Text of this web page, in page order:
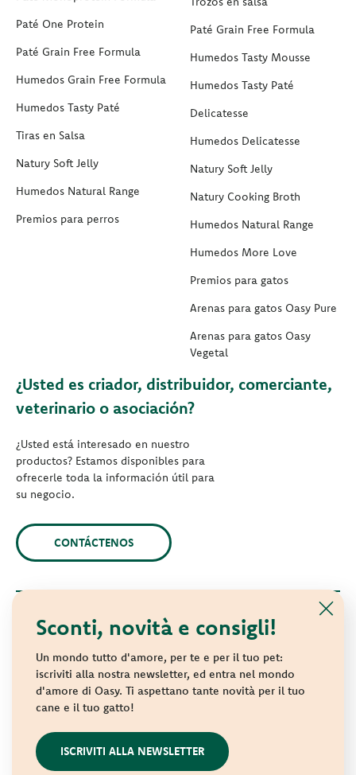
Sconti, novità e consigli!
Un mondo tutto d'amore, per te e per il tuo pet:
iscriviti alla nostra newsletter, ed entra nel mondo
d'amore di Oasy. Ti aspettano tante novità per il tuo
cane e il tuo gatto!
ISCRIVITI ALLA NEWSLETTER
Paté One Protein
Paté Grain Free Formula
Humedos Grain Free Formula
Humedos Tasty Paté
Tiras en Salsa
Natury Soft Jelly
Humedos Natural Range
Premios para perros
Paté Grain Free Formula
Humedos Tasty Mousse
Humedos Tasty Paté
Delicatesse
Humedos Delicatesse
Natury Soft Jelly
Natury Cooking Broth
Humedos Natural Range
Humedos More Love
Premios para gatos
Arenas para gatos Oasy Pure
Arenas para gatos Oasy
Vegetal
¿Usted es criador, distribuidor, comerciante,
veterinario o asociación?
¿Usted está interesado en nuestro
productos? Estamos disponibles para
ofrecerle toda la información útil para
su negocio.
CONTÁCTENOS
© 2021 Oasy. Todos los derechos reservados.
Wonderfood S.p.A. Strada dei Censiti, 2 - 47891 Repubblica di
San Marino - C.o.E. SM 04018
Privacy policy-Cookie policy-Sitemap
websolute